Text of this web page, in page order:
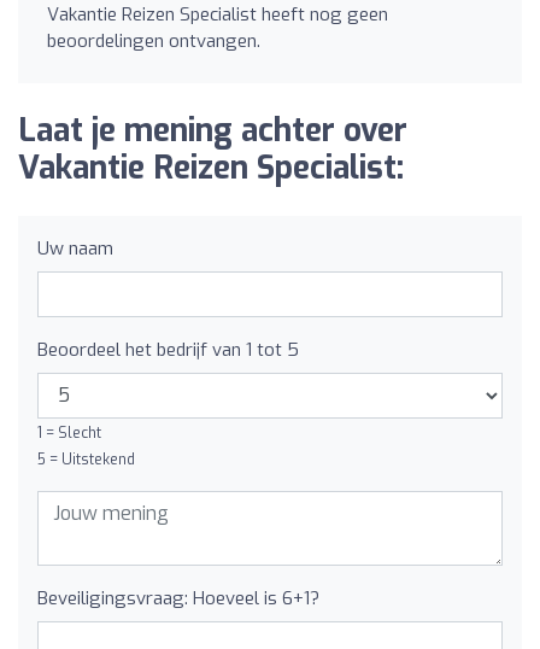
Vakantie Reizen Specialist heeft nog geen
beoordelingen ontvangen.
Laat je mening achter over
Vakantie Reizen Specialist:
Uw naam
Beoordeel het bedrijf van 1 tot 5
1 = Slecht
5 = Uitstekend
Beveiligingsvraag: Hoeveel is 6+1?